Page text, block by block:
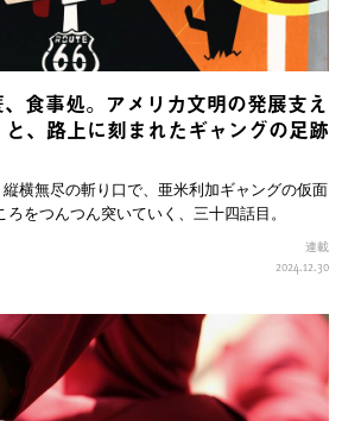
食事処。アメリカ文明の発展支え
、路上に刻まれたギャングの足跡
縦横無尽の斬り口で、亜米利加ギャングの仮面
をつんつん突いていく、三十四話目。
連載
2024.12.30